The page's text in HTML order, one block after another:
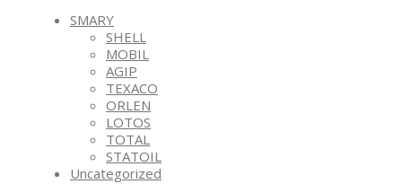
SMARY
SHELL
MOBIL
AGIP
TEXACO
ORLEN
LOTOS
TOTAL
STATOIL
Uncategorized